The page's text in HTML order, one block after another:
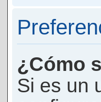
¿Cómo
Si es un